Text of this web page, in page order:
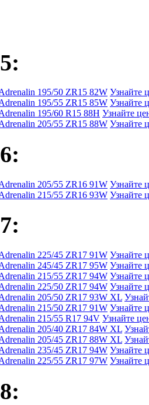
195/50 ZR15 82W Узнайте
195/55 ZR15 85W Узнайте
195/60 R15 88H Узнайте
205/55 ZR15 88W Узнайте
205/55 ZR16 91W Узнайте
215/55 ZR16 93W Узнайте
225/45 ZR17 91W Узнайте
245/45 ZR17 95W Узнайте
215/55 ZR17 94W Узнайте
225/50 ZR17 94W Узнайте
205/50 ZR17 93W XL
215/50 ZR17 91W Узнайте
215/55 R17 94V Узнайте
205/40 ZR17 84W XL
205/45 ZR17 88W XL
235/45 ZR17 94W Узнайте
225/55 ZR17 97W Узнайте